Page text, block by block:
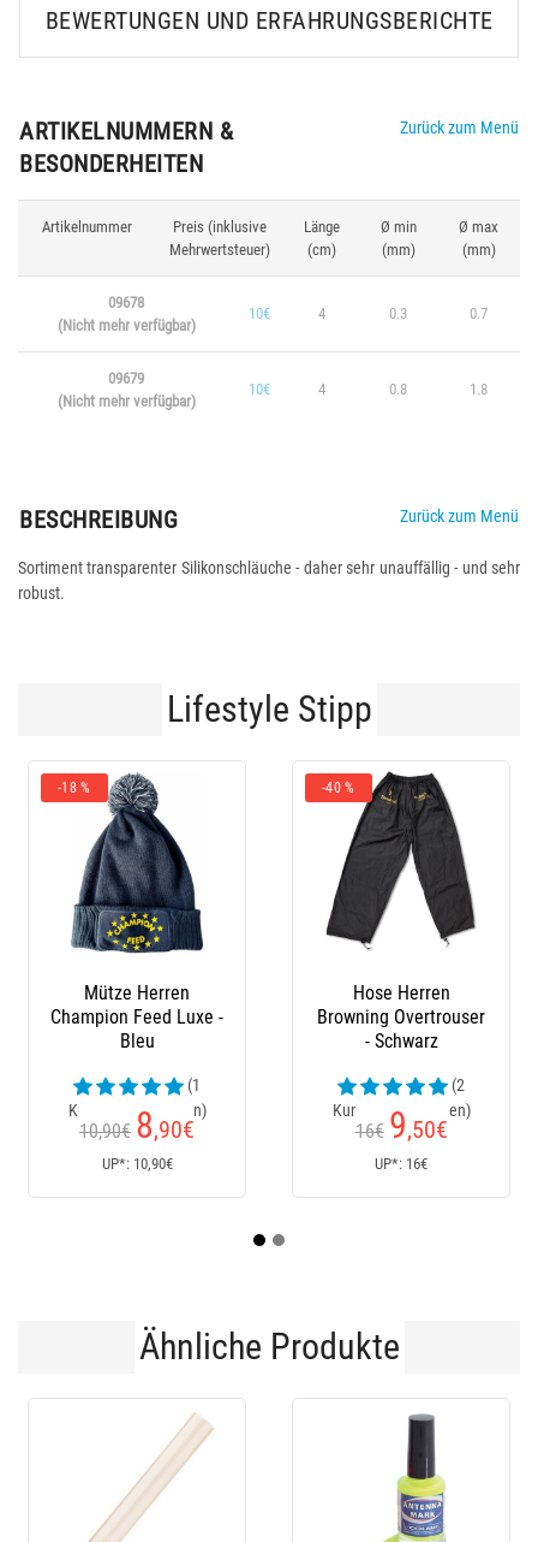
BEWERTUNGEN UND ERFAHRUNGSBERICHTE
ARTIKELNUMMERN &
BESONDERHEITEN
Zurück zum Menü
Artikelnummer
Preis (inklusive
Mehrwertsteuer)
Länge
(cm)
Ø min
(mm)
Ø max
(mm)
09678
(Nicht mehr verfügbar)
10€ 4 0.3 0.7
09679
(Nicht mehr verfügbar)
10€ 4 0.8 1.8
BESCHREIBUNG Zurück zum Menü
Sortiment transparenter Silikonschläuche - daher sehr unauffällig - und sehr
robust.
Lifestyle Stipp
Hose Herren
Overtrouser
(2
Kundenrezensionen)
9,50€
UP*: 16€
Herren-Sweatshirt
Sensas Hoody -
(1
Kundenrezensionen)
50
Ähnliche Produkte